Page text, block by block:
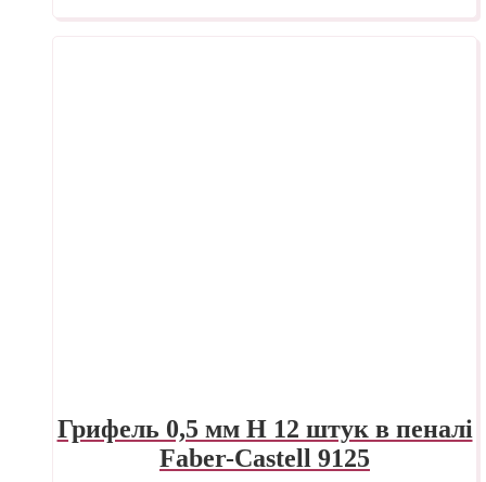
Грифель 0,5 мм H 12 штук в пеналі
Faber-Castell 9125